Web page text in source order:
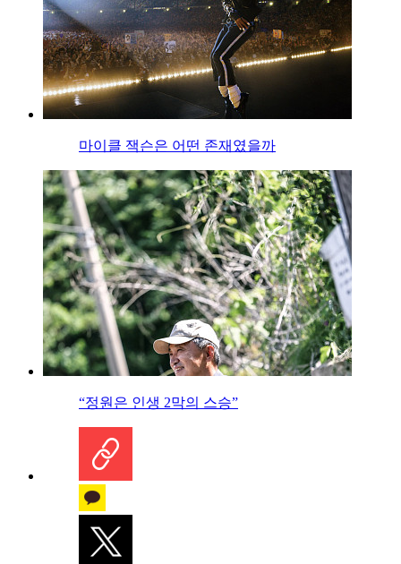
마이클 잭슨은 어떤 존재였을까
“정원은 인생 2막의 스승”